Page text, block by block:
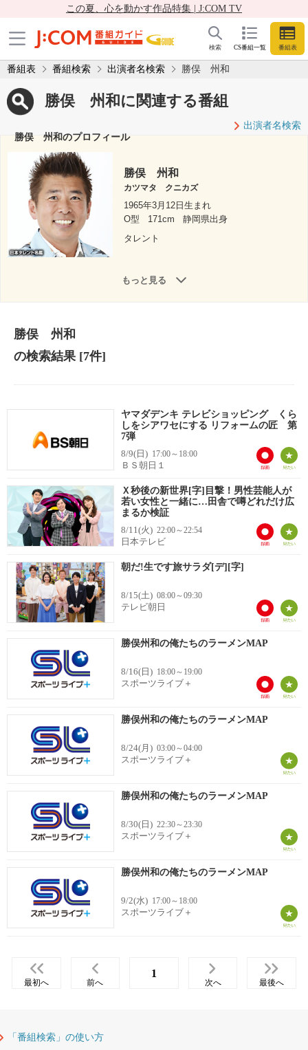
この夏、心を動かす作品特集 | J:COM TV
CS番組一覧 番組表
検索
番組表 番組検索 出演者名検索 勝俣 州和
勝俣 州和に関連する番組
出演者名検索
勝俣 州和のプロフィール
勝俣 州和
カツマタ クニカズ
1965年3月12日生まれ
O型
171cm
静岡県出身
タレント
もっと見る
勝俣 州和
の検索結果[7件]
ヤマダデンキ テレビショッピング くら
しをシアワセにする リフォームの匠 第
7弾
8/9(日) 17:00～18:00
ＢＳ朝日１
Ｘ秒後の新世界[字]目撃！男性芸能人が
若い女性と一緒に…田舎で噂どれだけ広
まるか検証
8/11(火) 22:00～22:54
日本テレビ
朝だ!生です旅サラダ[デ][字]
8/15(土) 08:00～09:30
テレビ朝日
勝俣州和の俺たちのラーメンMAP
8/16(日) 18:00～19:00
スポーツライブ＋
勝俣州和の俺たちのラーメンMAP
8/24(月) 03:00～04:00
スポーツライブ＋
勝俣州和の俺たちのラーメンMAP
8/30(日) 22:30～23:30
スポーツライブ＋
勝俣州和の俺たちのラーメンMAP
9/2(水) 17:00～18:00
スポーツライブ＋
最初へ 前へ
1
次へ 最後へ
「番組検索」の使い方